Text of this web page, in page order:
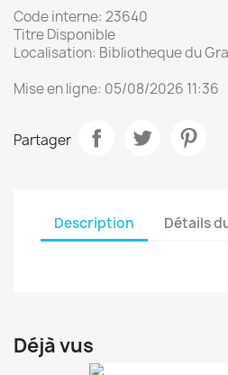
Code interne: 23640
Titre Disponible
Localisation: Bibliotheque du
Mise en ligne: 05/08/2026 11:36
Partager
Description Détails
Déjà vus